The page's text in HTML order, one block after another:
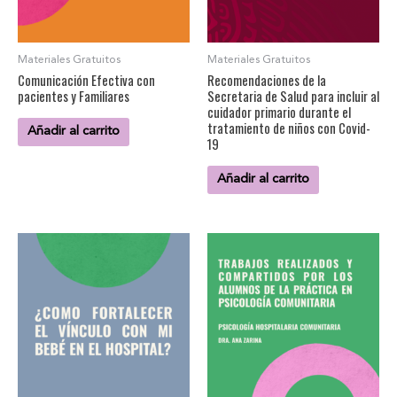
Materiales Gratuitos
Comunicación Efectiva con
pacientes y Familiares
Añadir al carrito
Materiales Gratuitos
Recomendaciones de la
Secretaria de Salud para incluir al
cuidador primario durante el
tratamiento de niños con Covid-
19
Añadir al carrito